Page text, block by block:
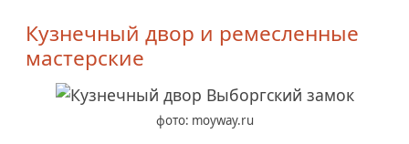
Кузнечный двор и ремесленные
мастерские
фото: moyway.ru